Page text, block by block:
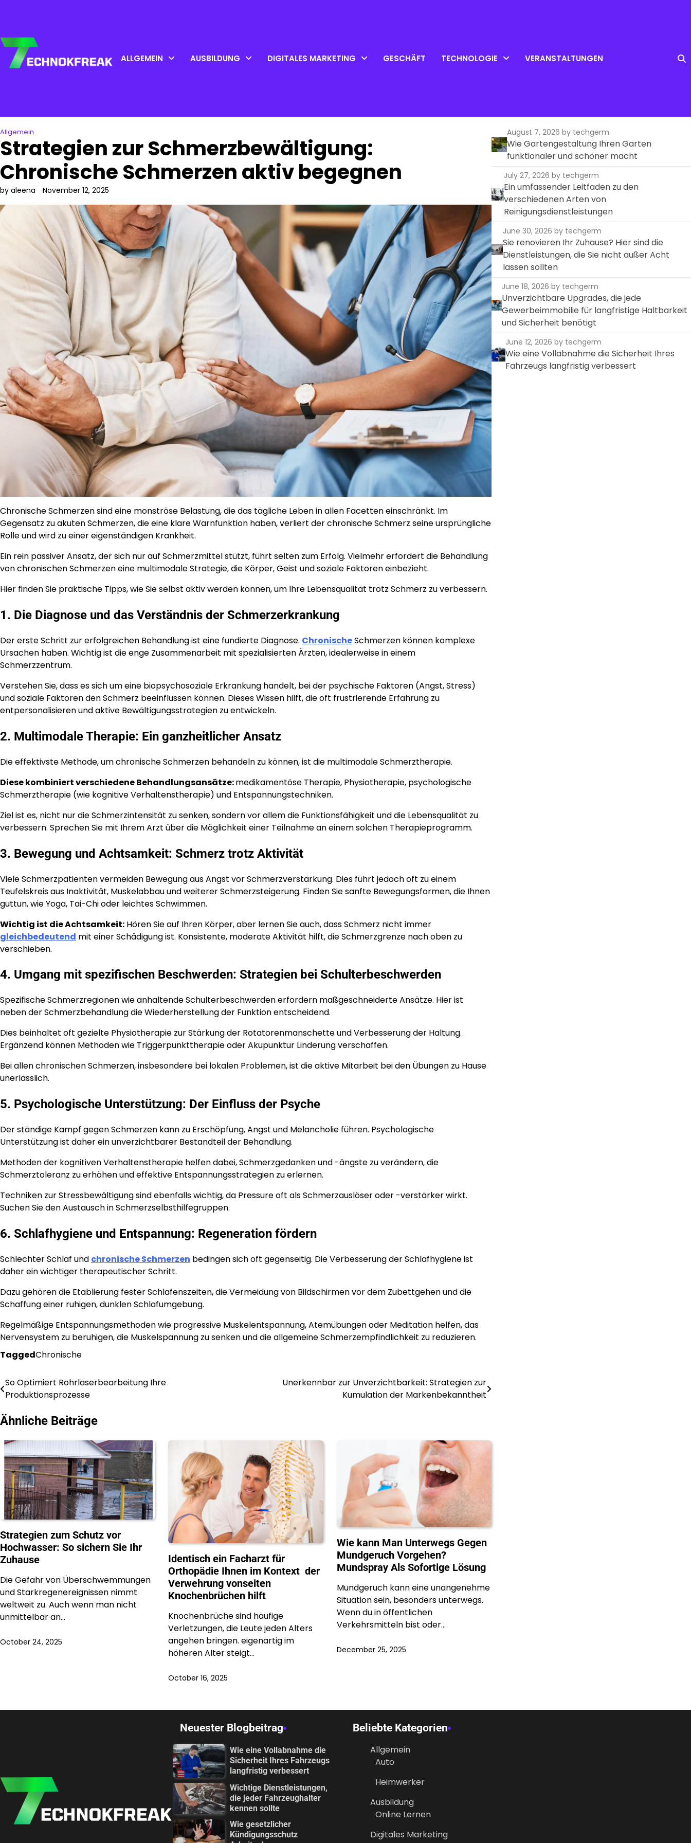
ALLGEMEIN AUSBILDUNG DIGITALES MARKETING GESCHÄFT TECHNOLOGIE VERANSTALTUNGEN
Allgemein
Strategien zur Schmerzbewältigung:
Chronische Schmerzen aktiv begegnen
by aleena November 12, 2025
Chronische Schmerzen sind eine monströse Belastung, die das tägliche Leben in allen Facetten einschränkt. Im
Gegensatz zu akuten Schmerzen, die eine klare Warnfunktion haben, verliert der chronische Schmerz seine ursprüngliche
Rolle und wird zu einer eigenständigen Krankheit.
Ein rein passiver Ansatz, der sich nur auf Schmerzmittel stützt, führt selten zum Erfolg. Vielmehr erfordert die Behandlung
von chronischen Schmerzen eine multimodale Strategie, die Körper, Geist und soziale Faktoren einbezieht.
Hier finden Sie praktische Tipps, wie Sie selbst aktiv werden können, um Ihre Lebensqualität trotz Schmerz zu verbessern.
1. Die Diagnose und das Verständnis der Schmerzerkrankung
Der erste Schritt zur erfolgreichen Behandlung ist eine fundierte Diagnose. ChronischeSchmerzen können komplexe
Ursachen haben. Wichtig ist die enge Zusammenarbeit mit spezialisierten Ärzten, idealerweise in einem
Schmerzzentrum.
Verstehen Sie, dass es sich um eine biopsychosoziale Erkrankung handelt, bei der psychische Faktoren (Angst, Stress)
und soziale Faktoren den Schmerz beeinflussen können. Dieses Wissen hilft, die oft frustrierende Erfahrung zu
entpersonalisieren und aktive Bewältigungsstrategien zu entwickeln.
2. Multimodale Therapie: Ein ganzheitlicher Ansatz
Die effektivste Methode, um chronische Schmerzen behandeln zu können, ist die multimodale Schmerztherapie.
Diese kombiniert verschiedene Behandlungsansätze:medikamentöse Therapie, Physiotherapie, psychologische
Schmerztherapie (wie kognitive Verhaltenstherapie) und Entspannungstechniken.
Ziel ist es, nicht nur die Schmerzintensität zu senken, sondern vor allem die Funktionsfähigkeit und die Lebensqualität zu
verbessern. Sprechen Sie mit Ihrem Arzt über die Möglichkeit einer Teilnahme an einem solchen Therapieprogramm.
3. Bewegung und Achtsamkeit: Schmerz trotz Aktivität
Viele Schmerzpatienten vermeiden Bewegung aus Angst vor Schmerzverstärkung. Dies führt jedoch oft zu einem
Teufelskreis aus Inaktivität, Muskelabbau und weiterer Schmerzsteigerung. Finden Sie sanfte Bewegungsformen, die Ihnen
guttun, wie Yoga, Tai-Chi oder leichtes Schwimmen.
Wichtig ist die Achtsamkeit: Hören Sie auf Ihren Körper, aber lernen Sie auch, dass Schmerz nicht immer
gleichbedeutend mit einer Schädigung ist. Konsistente, moderate Aktivität hilft, die Schmerzgrenze nach oben zu
verschieben.
4. Umgang mit spezifischen Beschwerden: Strategien bei Schulterbeschwerden
Spezifische Schmerzregionen wie anhaltende Schulterbeschwerden erfordern maßgeschneiderte Ansätze. Hier ist
neben der Schmerzbehandlung die Wiederherstellung der Funktion entscheidend.
Dies beinhaltet oft gezielte Physiotherapie zur Stärkung der Rotatorenmanschette und Verbesserung der Haltung.
Ergänzend können Methoden wie Triggerpunkttherapie oder Akupunktur Linderung verschaffen.
Bei allen chronischen Schmerzen, insbesondere bei lokalen Problemen, ist die aktive Mitarbeit bei den Übungen zu Hause
unerlässlich.
5. Psychologische Unterstützung: Der Einfluss der Psyche
Der ständige Kampf gegen Schmerzen kann zu Erschöpfung, Angst und Melancholie führen. Psychologische
Unterstützung ist daher ein unverzichtbarer Bestandteil der Behandlung.
Methoden der kognitiven Verhaltenstherapie helfen dabei, Schmerzgedanken und -ängste zu verändern, die
Schmerztoleranz zu erhöhen und effektive Entspannungsstrategien zu erlernen.
Techniken zur Stressbewältigung sind ebenfalls wichtig, da Pressure oft als Schmerzauslöser oder -verstärker wirkt.
Suchen Sie den Austausch in Schmerzselbsthilfegruppen.
6. Schlafhygiene und Entspannung: Regeneration fördern
Schlechter Schlaf und chronische Schmerzen bedingen sich oft gegenseitig. Die Verbesserung der Schlafhygiene ist
daher ein wichtiger therapeutischer Schritt.
Dazu gehören die Etablierung fester Schlafenszeiten, die Vermeidung von Bildschirmen vor dem Zubettgehen und die
Schaffung einer ruhigen, dunklen Schlafumgebung.
Regelmäßige Entspannungsmethoden wie progressive Muskelentspannung, Atemübungen oder Meditation helfen, das
Nervensystem zu beruhigen, die Muskelspannung zu senken und die allgemeine Schmerzempfindlichkeit zu reduzieren.
TaggedChronische
Post
navigation
So Optimiert Rohrlaserbearbeitung Ihre
Produktionsprozesse
Unerkennbar zur Unverzichtbarkeit: Strategien zur
Kumulation der Markenbekanntheit
Ähnliche Beiträge
Strategien zum Schutz vor
Hochwasser: So sichern Sie Ihr
Zuhause
Die Gefahr von Überschwemmungen
und Starkregenereignissen nimmt
weltweit zu. Auch wenn man nicht
unmittelbar an…
October 24, 2025
Identisch ein Facharzt für
Orthopädie Ihnen im Kontext der
Verwehrung vonseiten
Knochenbrüchen hilft
Knochenbrüche sind häufige
Verletzungen, die Leute jeden Alters
angehen bringen. eigenartig im
höheren Alter steigt…
October 16, 2025
Wie kann Man Unterwegs Gegen
Mundgeruch Vorgehen?
Mundspray Als Sofortige Lösung
Mundgeruch kann eine unangenehme
Situation sein, besonders unterwegs.
Wenn du in öffentlichen
Verkehrsmitteln bist oder…
December 25, 2025
August 7, 2026 by techgerm
Wie Gartengestaltung Ihren Garten
funktionaler und schöner macht
July 27, 2026 by techgerm
Ein umfassender Leitfaden zu den
verschiedenen Arten von
Reinigungsdienstleistungen
June 30, 2026 by techgerm
Sie renovieren Ihr Zuhause? Hier sind die
Dienstleistungen, die Sie nicht außer Acht
lassen sollten
June 18, 2026 by techgerm
Unverzichtbare Upgrades, die jede
Gewerbeimmobilie für langfristige Haltbarkeit
und Sicherheit benötigt
June 12, 2026by techgerm
Wie eine Vollabnahme die Sicherheit Ihres
Fahrzeugs langfristig verbessert
Neuester Blogbeitrag
Wie eine Vollabnahme die
Sicherheit Ihres Fahrzeugs
langfristig verbessert
Wichtige Dienstleistungen,
die jeder Fahrzeughalter
kennen sollte
Wie gesetzlicher
Kündigungsschutz
Beliebte Kategorien
Allgemein
Auto
Heimwerker
Ausbildung
Online Lernen
Digitales Marketing